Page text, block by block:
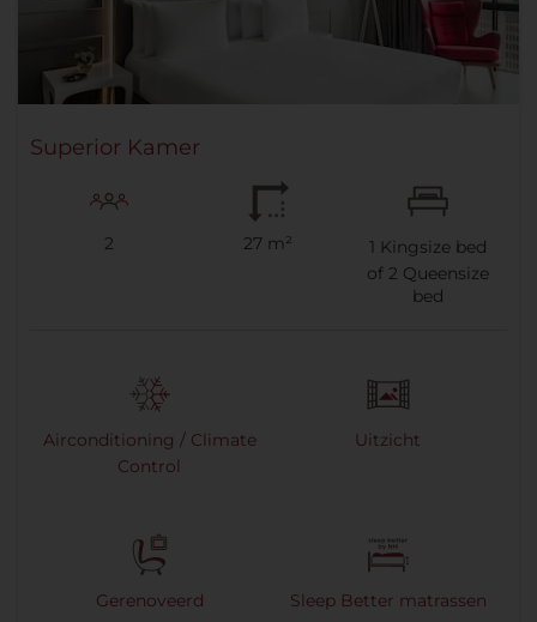
Superior Kamer
2 27 m² 1 Kingsize bed
of 2 Queensize
bed
Airconditioning / Climate
Control
Uitzicht
Gerenoveerd Sleep Better matrassen